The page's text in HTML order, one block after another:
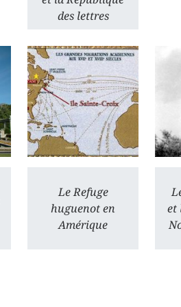
des lettres
Le Refuge
huguenot en
Amérique
et